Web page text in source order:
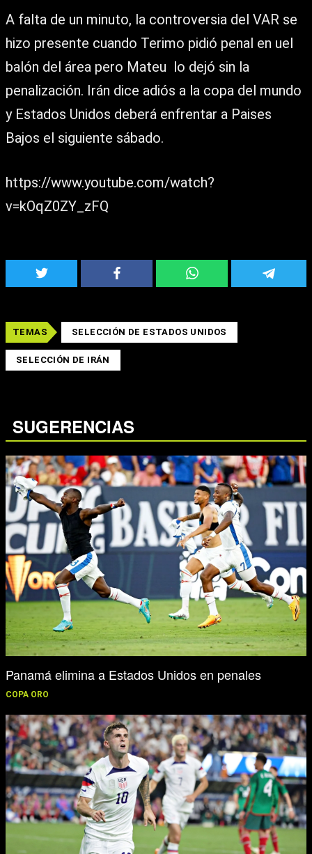
A falta de un minuto, la controversia del VAR se
hizo presente cuando Terimo pidió penal en uel
balón del área pero Mateu lo dejó sin la
penalización. Irán dice adiós a la copa del mundo
y Estados Unidos deberá enfrentar a Paises
Bajos el siguiente sábado.
https://www.youtube.com/watch?
v=kOqZ0ZY_zFQ
TEMAS SELECCIÓN DE ESTADOS UNIDOS
SELECCIÓN DE IRÁN
SUGERENCIAS
Panamá elimina a Estados Unidos en penales
COPA ORO